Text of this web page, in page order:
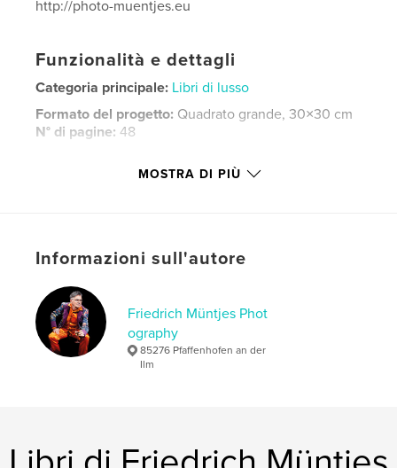
http://photo-muentjes.eu
Funzionalità e dettagli
Categoria principale: Libri di lusso
Formato del progetto: Quadrato grande, 30×30 cm
N° di pagine:48
MOSTRA DI PIÙ
Informazioni sull'autore
Friedrich Müntjes Phot
ography
85276 Pfaffenhofen an der
Ilm